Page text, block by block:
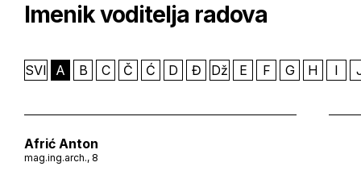
Imenik voditelja radova
SVI A B C Č Ć D Đ Dž E F G H I
Afrić Anton
mag.ing.arch., 8